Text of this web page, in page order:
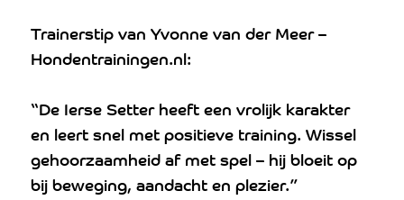
Trainerstip van Yvonne van der Meer –
Hondentrainingen.nl:
“De Ierse Setter heeft een vrolijk karakter
en leert snel met positieve training. Wissel
gehoorzaamheid af met spel – hij bloeit op
bij beweging, aandacht en plezier.”